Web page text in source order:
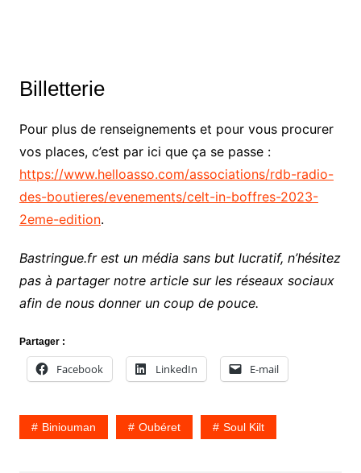
Billetterie
Pour plus de renseignements et pour vous procurer
vos places, c’est par ici que ça se passe :
https://www.helloasso.com/associations/rdb-radio-
des-boutieres/evenements/celt-in-boffres-2023-
2eme-edition.
Bastringue.fr est un média sans but lucratif, n’hésitez
pas à partager notre article sur les réseaux sociaux
afin de nous donner un coup de pouce.
Partager :
Facebook LinkedIn E-mail
Biniouman Oubéret Soul Kilt